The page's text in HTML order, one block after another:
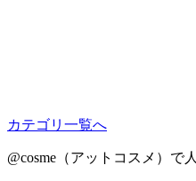
カテゴリ一覧へ
@cosme（アットコスメ）で